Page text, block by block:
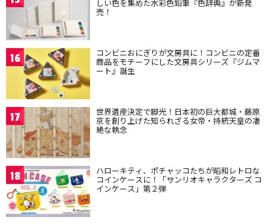
しい色を集めた水彩色鉛筆『色辞典』が新発
売！
16 コンビニおにぎりが文房具に！コンビニの定番
商品をモチーフにした文房具シリーズ『ジムマ
ート』誕生
17 世界遺産決定で脚光！日本初の巨大都城・藤原
京を創り上げた知られざる女帝・持統天皇の凄
絶な執念
18 ハローキティ、ポチャッコたちが昭和レトロな
コインケースに！「サンリオキャラクターズ コ
インケース」第２弾